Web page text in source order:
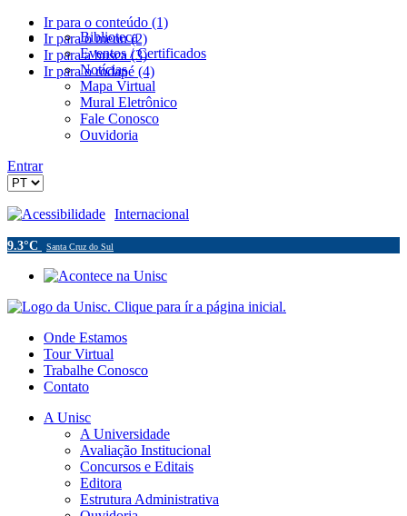
Ir para o conteúdo (1)
Ir para o menu (2)
Ir para a busca (3)
Ir para o rodapé (4)
Biblioteca
Eventos / Certificados
Notícias
Mapa Virtual
Mural Eletrônico
Fale Conosco
Ouvidoria
Entrar
Acessibilidade Internacional
9.3°C Santa Cruz do Sul
Onde Estamos
Tour Virtual
Trabalhe Conosco
Contato
A Unisc
A Universidade
Avaliação Institucional
Concursos e Editais
Editora
Estrutura Administrativa